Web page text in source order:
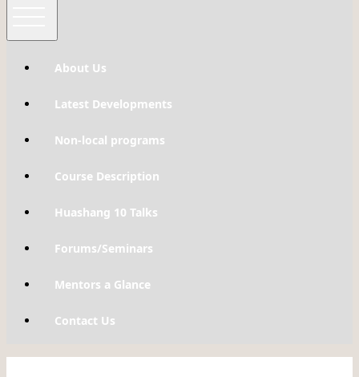
About Us
Latest Developments
Non-local programs
Course Description
Huashang 10 Talks
Forums/Seminars
Mentors a Glance
Contact Us